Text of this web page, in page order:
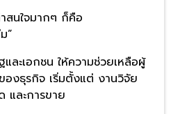
สนใจมากๆ ก็คือ
”
ละเอกชน ให้ความช่วยเหลือผู้
งธุรกิจ เริ่มตั้งแต่ งานวิจัย
ละการขาย